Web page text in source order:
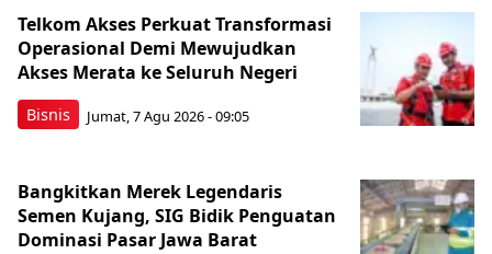
Bisnis
Telkom Akses Perkuat Transformasi
Operasional Demi Mewujudkan
Akses Merata ke Seluruh Negeri
Jumat, 7 Agu 2026 - 09:05
Bangkitkan Merek Legendaris
Semen Kujang, SIG Bidik Penguatan
Dominasi Pasar Jawa Barat